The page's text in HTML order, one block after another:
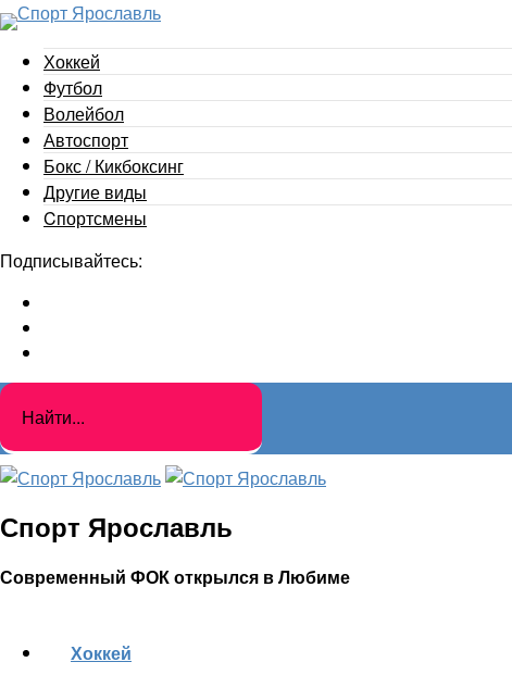
Хоккей
Футбол
Волейбол
Автоспорт
Бокс / Кикбоксинг
Другие виды
Cпортсмены
Подписывайтесь:
Спорт Ярославль
Современный ФОК открылся в Любиме
Хоккей